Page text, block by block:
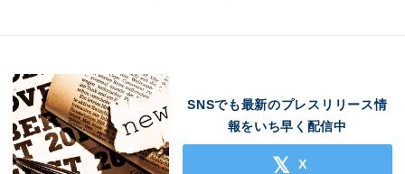
SNSでも最新のプレスリリース情
報をいち早く配信中
X